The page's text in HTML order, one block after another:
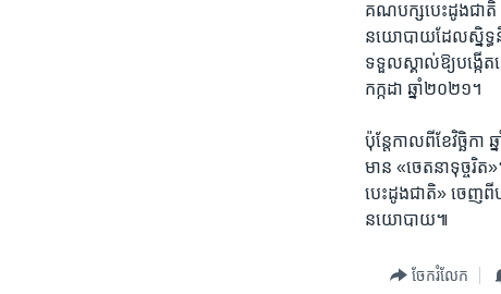
គណបក្ស​បេះ​ដូង​ជាតិ​
នយោបាយ​ដែល​ស្និទ្ធ​
ទទួល​ស្គាល់​ឱ្យ​បង្កើ
កក្កដា ​ឆ្នាំ​២០២១។​
ប៉ុន្តែ​កាល​ពី​ខែ​វិច្ឆិក
មាន​ «ចេតនា​ទុច្ចរិ
បេះដូង​ជាតិ»​ ចេញ​ពី​
នយោបាយ៕
ចែករំលែក